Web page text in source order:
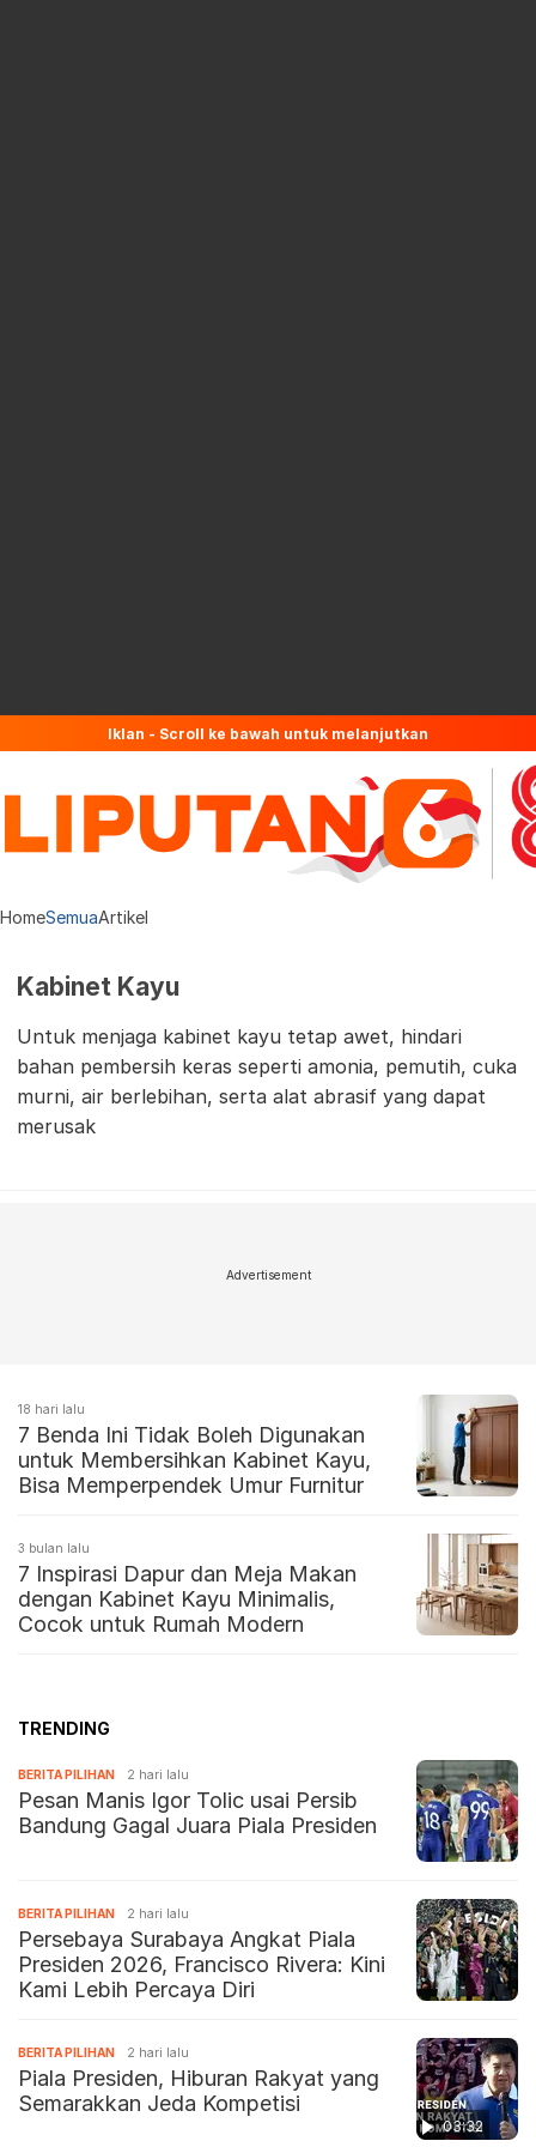
Iklan - Scroll ke bawah untuk melanjutkan
HomeSemuaArtikel
Kabinet Kayu
Untuk menjaga kabinet kayu tetap awet, hindari
bahan pembersih keras seperti amonia, pemutih, cuka
murni, air berlebihan, serta alat abrasif yang dapat
merusak
Advertisement
18 hari lalu
7 Benda Ini Tidak Boleh Digunakan
untuk Membersihkan Kabinet Kayu,
Bisa Memperpendek Umur Furnitur
3 bulan lalu
7 Inspirasi Dapur dan Meja Makan
dengan Kabinet Kayu Minimalis,
Cocok untuk Rumah Modern
TRENDING
BERITA PILIHAN 2 hari lalu
Pesan Manis Igor Tolic usai Persib
Bandung Gagal Juara Piala Presiden
BERITA PILIHAN 2 hari lalu
Persebaya Surabaya Angkat Piala
Presiden 2026, Francisco Rivera: Kini
Kami Lebih Percaya Diri
03:32
BERITA PILIHAN 2 hari lalu
Piala Presiden, Hiburan Rakyat yang
Semarakkan Jeda Kompetisi